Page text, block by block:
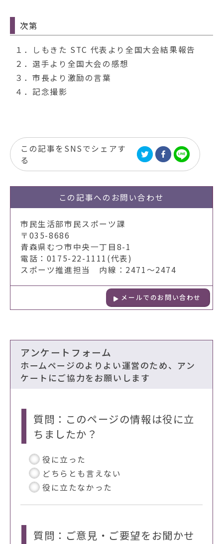
次第
１．しもきた STC 代表より全国大会結果報告
２．選手より全国大会の感想
３．市長より激励の言葉
４．記念撮影
この記事をSNSでシェアす
る
この記事への お問い合わせ
市民生活部市民スポーツ課
〒035-8686
青森県むつ市中央一丁目8-1
電話：0175-22-1111(代表)
スポーツ推進担当 内線：2471～2474
メールでのお問い合わせ
アンケートフォーム
ホームページのよりよい運営のため、アン
ケートにご協力をお願いします
質問：このページの情報は役に立
ちましたか？
役に立った
どちらとも言えない
役に立たなかった
質問：ご意見・ご要望をお聞かせ